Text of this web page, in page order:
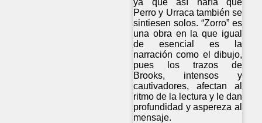
Perro y Urraca también se
sintiesen solos. “Zorro” es
una obra en la que igual
de esencial es la
narración como el dibujo,
pues los trazos de
Brooks, intensos y
cautivadores, afectan al
ritmo de la lectura y le dan
profundidad y aspereza al
mensaje.